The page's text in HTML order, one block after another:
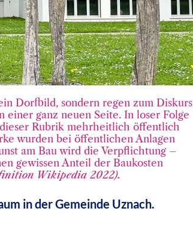
Dorfbild, sondern regen zum Diskurs
ganz neuen Seite. In loser Folge
Rubrik mehrheitlich öffentlich
wurden bei öffentlichen Anlagen
am Bau wird die Verpflichtung –
gewissen Anteil der Baukosten
Wikipedia 2022).
in der Gemeinde Uznach.